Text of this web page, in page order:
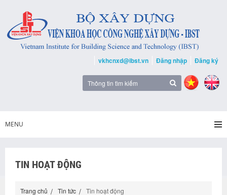
vkhcnxd@ibst.vn Đăng nhập Đăng ký
MENU
TIN HOẠT ĐỘNG
Trang chủ Tin tức Tin hoạt động